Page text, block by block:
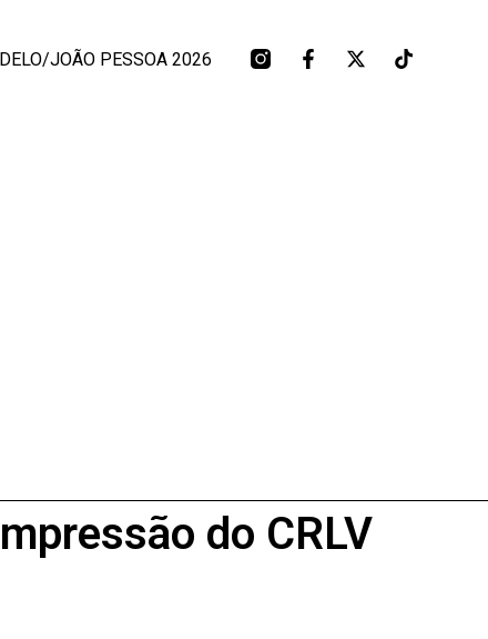
JOÃO PESSOA 2026
do CRLV